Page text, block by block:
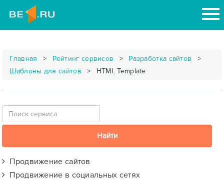
Главная Рейтинг сервисов
Разработка сайтов
Шаблоны для сайтов
HTML Template
Продвижение сайтов
Продвижение в социальных сетях